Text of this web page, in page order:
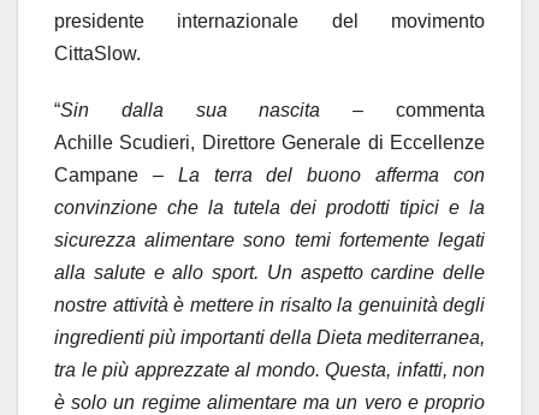
presidente internazionale del movimento
CittaSlow.
“Sin dalla sua nascita–commenta
Achille Scudieri, Direttore Generale di Eccellenze
Campane – La terra del buono afferma con
convinzione che la tutela dei prodotti tipici e la
sicurezza alimentare sono temi fortemente legati
alla salute e allo sport. Un aspetto cardine delle
nostre attività è mettere in risalto la genuinità degli
ingredienti più importanti della Dieta mediterranea,
tra le più apprezzate al mondo. Questa, infatti, non
è solo un regime alimentare ma un vero e proprio